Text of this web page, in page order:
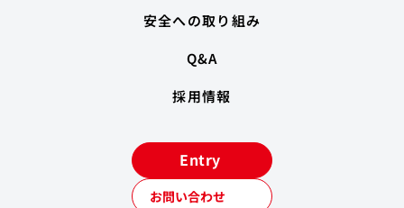
安全への取り組み
Q&A
採用情報
お問い合わせ
Entry